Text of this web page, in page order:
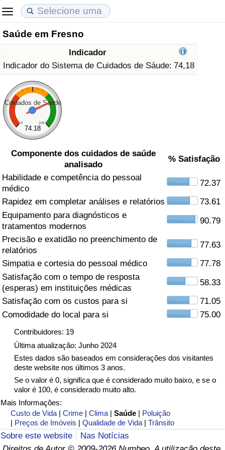
Saúde em Fresno
Indicador
Indicador do Sistema de Cuidados de Sáude: 74,18
Cuidados de Saúde
0 100
74.18
Componente dos cuidados de saúde
analisado
% Satisfação
Habilidade e competência do pessoal
médico
72.37
Rapidez em completar análises e relatórios
73.61
Equipamento para diagnósticos e
tratamentos modernos
90.79
Precisão e exatidão no preenchimento de
relatórios
77.63
Simpatia e cortesia do pessoal médico
77.78
Satisfação com o tempo de resposta
(esperas) em instituições médicas
58.33
Satisfação com os custos para si
71.05
Comodidade do local para si
75.00
Contribuidores: 19
Última atualização: Junho 2024
Estes dados são baseados em considerações dos visitantes
deste website nos últimos 3 anos.
Se o valor é 0, significa que é considerado muito baixo, e se o
valor é 100, é considerado muito alto.
Mais Informações:
Custo de Vida |Crime |Clima |Saúde | Poluição
| Preços de Imóveis |Qualidade de Vida |Trânsito
Sobre este website
Nas Notícias
Custo de Vida
Indicador de Custo de Vida (Atual)
Indicador de Custo de Vida
Indicador de Custo de Vida Por País
em Aqaba
Preços de Imóveis
Indicador de Preços de Imóveis (Atual)
Indicador de Preços de Imóveis
Indicador de Preços de Imóveis por País
Qualidade de Vida
Indicador de Qualidade de Vida
Indicador de Qualidade de Vida (Atual)
Índice de qualidade de vida por país
Crime
Taxa do Indicador de Crime (Atual)
Indicador de Crime
Índice de criminalidade por país
Saúde
Indicador de Saúde (Atual)
Indicador de Saúde
Indicador de Saúde por País
Poluição
Indicador de Poluição (Atual)
Índice de poluição
Indicador de Poluição por País
Trânsito